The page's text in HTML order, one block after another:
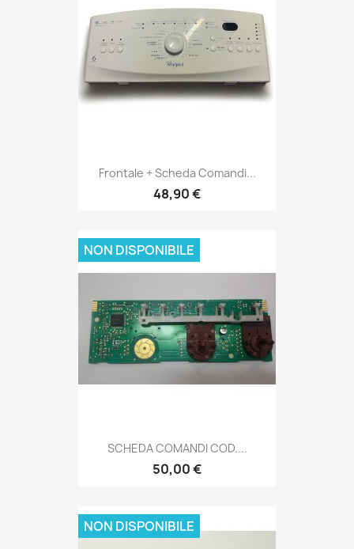
Frontale + Scheda Comandi...
48,90 €
SCHEDA COMANDI COD....
50,00 €
NON DISPONIBILE
NON DISPONIBILE